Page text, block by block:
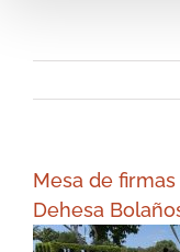
Mesa de
Dehesa